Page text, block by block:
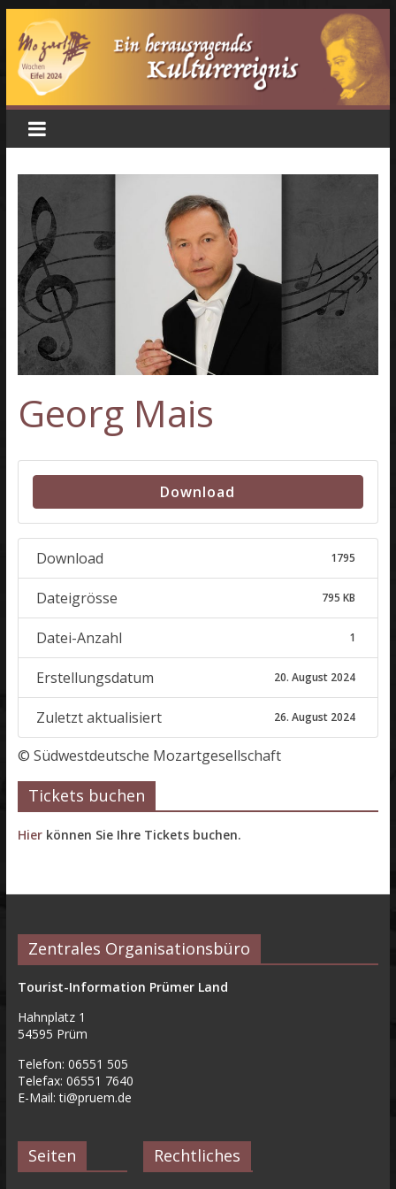
Georg Mais
Download
Download 1795
Dateigrösse 795 KB
Datei-Anzahl 1
Erstellungsdatum 20. August 2024
Zuletzt aktualisiert 26. August 2024
© Südwestdeutsche Mozartgesellschaft
Tickets buchen
Hierkönnen Sie Ihre Tickets buchen.
Zentrales Organisationsbüro
Tourist-Information Prümer Land
Hahnplatz 1
54595 Prüm
Telefon: 06551 505
Telefax: 06551 7640
E-Mail:ti@pruem.de
Seiten Rechtliches